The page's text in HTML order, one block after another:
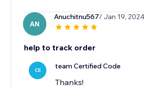
AN
Anuchitnu567/ Jan 19, 2024
help to track order
CE team Certified Code
Thanks!